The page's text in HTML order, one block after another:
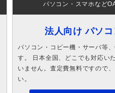
パソコン・スマホなど
法人向け パソ
パソコン・コピー機・サーバ等
す。 日本全国、どこでも対応い
いません。査定費無料ですので
い。